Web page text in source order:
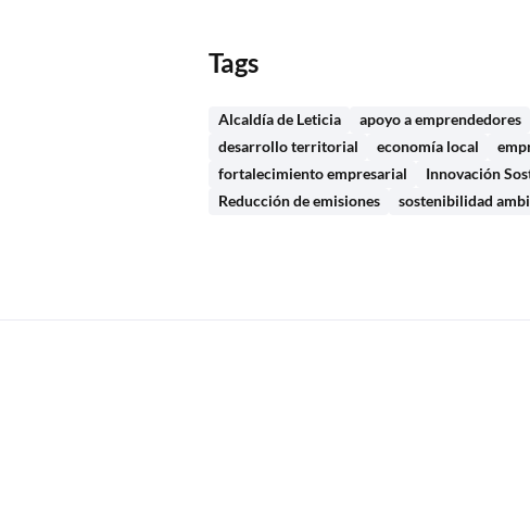
Tags
Alcaldía de Leticia apoyo a emprendedores
desarrollo territorial
economía local
fortalecimiento empresarial
Innovación
Reducción de emisiones
sostenibilidad